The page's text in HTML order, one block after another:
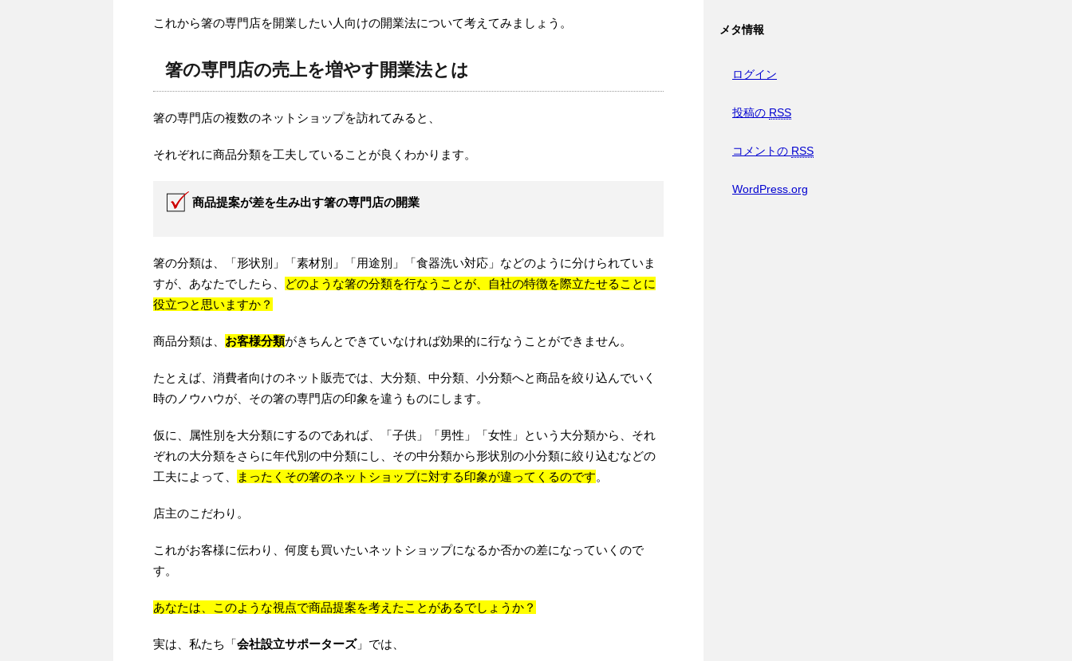
これから箸の専門店を開業したい人向けの開業法について考えてみましょう。
箸の専門店の売上を増やす開業法とは
箸の専門店の複数のネットショップを訪れてみると、
それぞれに商品分類を工夫していることが良くわかります。
商品提案が差を生み出す箸の専門店の開業
箸の分類は、「形状別」「素材別」「用途別」「食器洗い対応」などのように分けられていま
すが、あなたでしたら、
どのような箸の分類を行なうことが、自社の特徴を際立たせることに
役立つと思いますか？
商品分類は、 お客様分類がきちんとできていなければ効果的に行なうことができません。
たとえば、消費者向けのネット販売では、大分類、中分類、小分類へと商品を絞り込んでいく
時のノウハウが、その箸の専門店の印象を違うものにします。
仮に、属性別を大分類にするのであれば、「子供」「男性」「女性」という大分類から、それ
ぞれの大分類をさらに年代別の中分類にし、その中分類から形状別の小分類に絞り込むなどの
工夫によって、
まったくその箸のネットショップに対する印象が違ってくるのです。
店主のこだわり。
これがお客様に伝わり、何度も買いたいネットショップになるか否かの差になっていくので
す。
あなたは、このような視点で商品提案を考えたことがあるでしょうか？
実は、私たち「会社設立サポーターズ」では、
メタ情報
ログイン
投稿の RSS
コメントの RSS
WordPress.org